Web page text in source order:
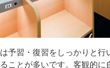
予習・復習をしっかりと行
ことが多いです。客観的に